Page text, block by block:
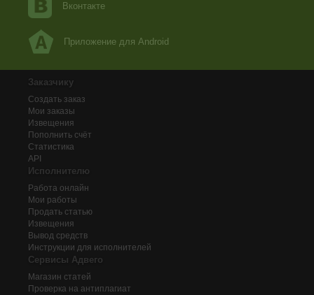
Вконтакте
Приложение для Android
Заказчику
Создать заказ
Мои заказы
Извещения
Пополнить счёт
Статистика
API
Исполнителю
Работа онлайн
Мои работы
Продать статью
Извещения
Вывод средств
Инструкции для исполнителей
Сервисы Адвего
Магазин статей
Проверка на антиплагиат